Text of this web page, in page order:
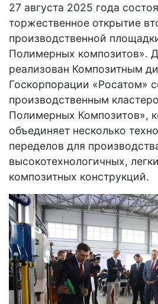
27 августа 2025 года
торжественное открытие
производственной
Полимерных композитов».
реализован Композитным
Госкорпорации «Росатом»
производственным
Полимерных Композитов»,
объединяет несколько
переделов для
высокотехнологичных,
композитных конструкций.